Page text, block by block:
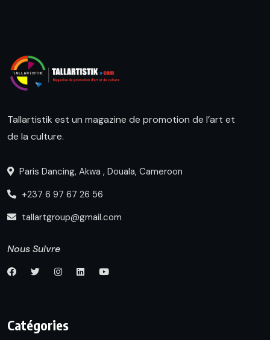
Tallartistik est un magazine de promotion de l’art et
de la culture.
Paris Dancing, Akwa , Douala, Cameroon
+237 6 97 67 26 56
tallartgroup@gmail.com
Nous Suivre
Catégories